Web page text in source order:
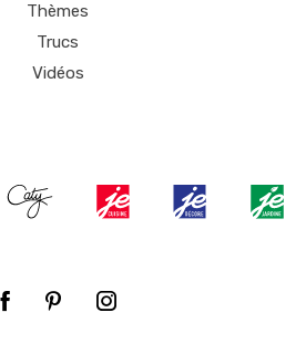
Thèmes
Trucs
Vidéos